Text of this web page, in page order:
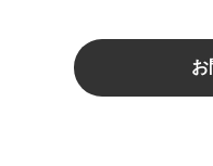
お